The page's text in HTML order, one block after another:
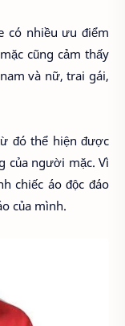
có nhiều ưu điểm
cũng cảm thấy
và nữ, trai gái,
đó thể hiện được
của người mặc. Vì
chiếc áo độc đáo
của mình.